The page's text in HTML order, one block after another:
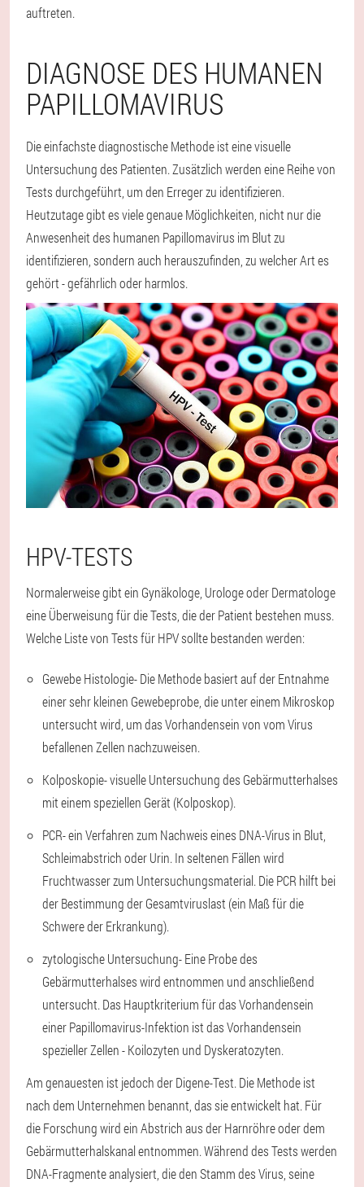
auftreten.
DIAGNOSE DES HUMANEN
PAPILLOMAVIRUS
Die einfachste diagnostische Methode ist eine visuelle
Untersuchung des Patienten. Zusätzlich werden eine Reihe von
Tests durchgeführt, um den Erreger zu identifizieren.
Heutzutage gibt es viele genaue Möglichkeiten, nicht nur die
Anwesenheit des humanen Papillomavirus im Blut zu
identifizieren, sondern auch herauszufinden, zu welcher Art es
gehört - gefährlich oder harmlos.
HPV-TESTS
Normalerweise gibt ein Gynäkologe, Urologe oder Dermatologe
eine Überweisung für die Tests, die der Patient bestehen muss.
Welche Liste von Tests für HPV sollte bestanden werden:
Gewebe Histologie- Die Methode basiert auf der Entnahme
einer sehr kleinen Gewebeprobe, die unter einem Mikroskop
untersucht wird, um das Vorhandensein von vom Virus
befallenen Zellen nachzuweisen.
Kolposkopie- visuelle Untersuchung des Gebärmutterhalses
mit einem speziellen Gerät (Kolposkop).
PCR- ein Verfahren zum Nachweis eines DNA-Virus in Blut,
Schleimabstrich oder Urin. In seltenen Fällen wird
Fruchtwasser zum Untersuchungsmaterial. Die PCR hilft bei
der Bestimmung der Gesamtviruslast (ein Maß für die
Schwere der Erkrankung).
zytologische Untersuchung- Eine Probe des
Gebärmutterhalses wird entnommen und anschließend
untersucht. Das Hauptkriterium für das Vorhandensein
einer Papillomavirus-Infektion ist das Vorhandensein
spezieller Zellen - Koilozyten und Dyskeratozyten.
Am genauesten ist jedoch der Digene-Test. Die Methode ist
nach dem Unternehmen benannt, das sie entwickelt hat. Für
die Forschung wird ein Abstrich aus der Harnröhre oder dem
Gebärmutterhalskanal entnommen. Während des Tests werden
DNA-Fragmente analysiert, die den Stamm des Virus, seine